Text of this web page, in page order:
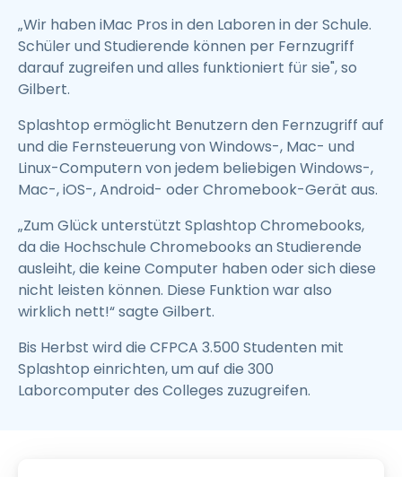
„Wir haben iMac Pros in den Laboren in der Schule.
Schüler und Studierende können per Fernzugriff
darauf zugreifen und alles funktioniert für sie", so
Gilbert.
Splashtop ermöglicht Benutzern den Fernzugriff auf
und die Fernsteuerung von Windows-, Mac- und
Linux-Computern von jedem beliebigen Windows-,
Mac-, iOS-, Android- oder Chromebook-Gerät aus.
„Zum Glück unterstützt Splashtop Chromebooks,
da die Hochschule Chromebooks an Studierende
ausleiht, die keine Computer haben oder sich diese
nicht leisten können. Diese Funktion war also
wirklich nett!“ sagte Gilbert.
Bis Herbst wird die CFPCA 3.500 Studenten mit
Splashtop einrichten, um auf die 300
Laborcomputer des Colleges zuzugreifen.